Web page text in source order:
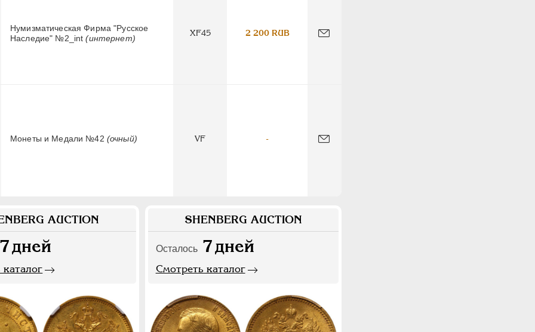
Нумизматическая Фирма "Русское
Наследие" №2_int(интернет)
XF45 2 200 RUB
Монеты и Медали №42 (очный) VF -
AUCTION
7дней
SHENBERG AUCTION
Осталось 7дней
Смотреть каталог